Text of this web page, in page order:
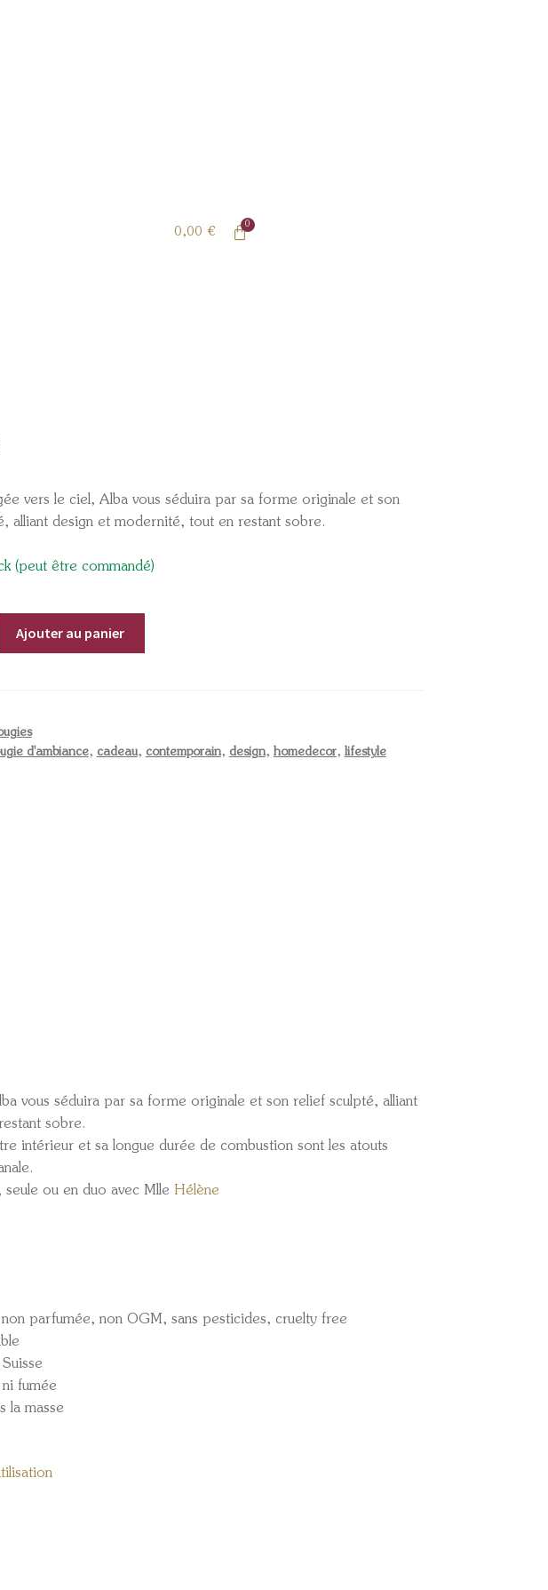
0,00 €
vers le ciel, Alba vous séduira par sa forme originale et son
alliant design et modernité, tout en restant sobre.
(peut être commandé)
Ajouter au panier
d'ambiance, cadeau, contemporain, design, homedecor, lifestyle
vous séduira par sa forme originale et son relief sculpté, alliant
sobre.
intérieur et sa longue durée de combustion sont les atouts
ou en duo avec Mlle Hélène
parfumée, non OGM, sans pesticides, cruelty free
fumée
la masse